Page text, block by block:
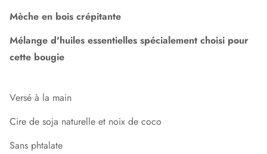
Mèche en bois crépitante
Mélange d'huiles essentielles spécialement choisi pour
cette bougie
Versé à la main
Cire de soja naturelle et noix de coco
Sans phtalate